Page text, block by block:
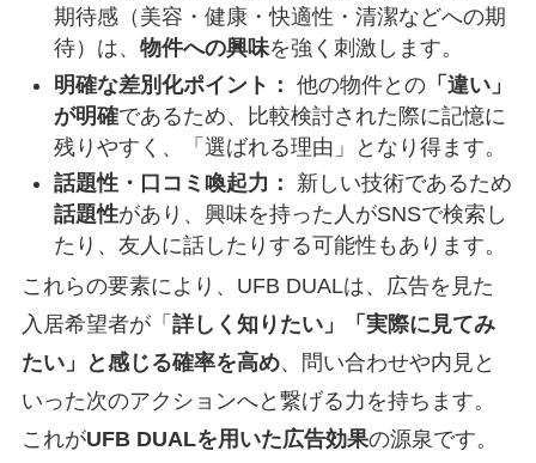
期待感（美容・健康・快適性・清潔などへの期
待）は、 物件への興味を強く刺激します。
明確な差別化ポイント： 他の物件との「違い」
が明確であるため、比較検討された際に記憶に
残りやすく、「選ばれる理由」となり得ます。
話題性・口コミ喚起力：
新しい技術であるため
話題性があり、興味を持った人がSNSで検索し
たり、友人に話したりする可能性もあります。
これらの要素により、UFB DUALは、広告を見た
入居希望者が「 詳しく知りたい」「実際に見てみ
たい」と感じる確率を高め、問い合わせや内見と
いった次のアクションへと繋げる力を持ちます。
これがUFB DUALを用いた広告効果の源泉です。